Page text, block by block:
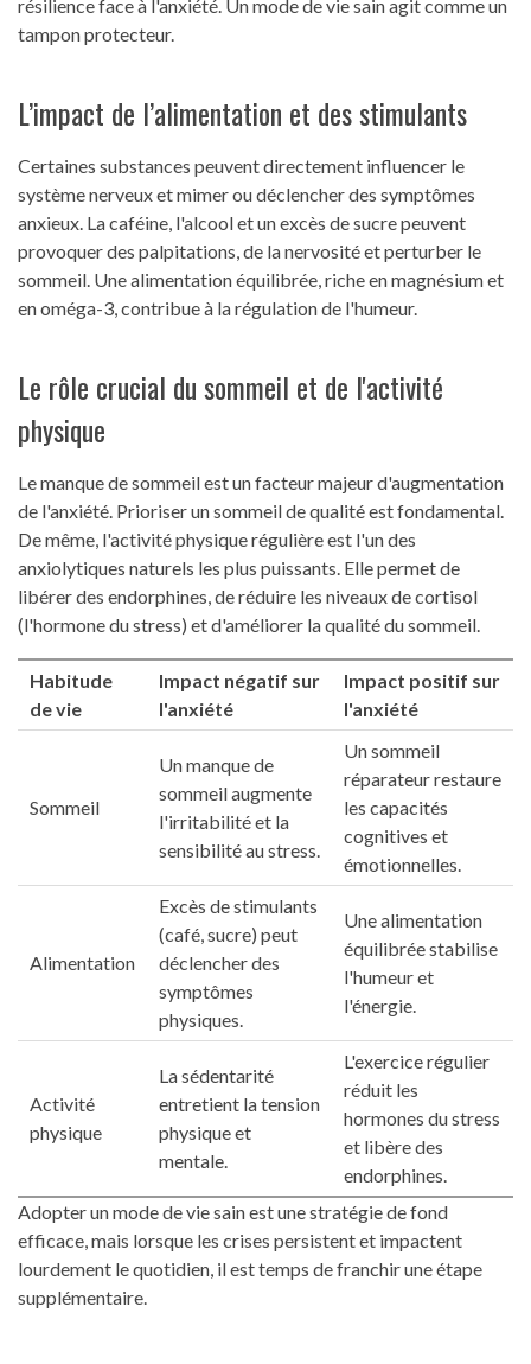
résilience face à l'anxiété. Un mode de vie sain agit comme un
tampon protecteur.
L’impact de l’alimentation et des stimulants
Certaines substances peuvent directement influencer le
système nerveux et mimer ou déclencher des symptômes
anxieux. La caféine, l'alcool et un excès de sucre peuvent
provoquer des palpitations, de la nervosité et perturber le
sommeil. Une alimentation équilibrée, riche en magnésium et
en oméga-3, contribue à la régulation de l'humeur.
Le rôle crucial du sommeil et de l'activité
physique
Le manque de sommeil est un facteur majeur d'augmentation
de l'anxiété. Prioriser un sommeil de qualité est fondamental.
De même, l'activité physique régulière est l'un des
anxiolytiques naturels les plus puissants. Elle permet de
libérer des endorphines, de réduire les niveaux de cortisol
(l'hormone du stress) et d'améliorer la qualité du sommeil.
Habitude
de vie
Impact négatif sur
l'anxiété
Impact positif sur
l'anxiété
Sommeil
Un manque de
sommeil augmente
l'irritabilité et la
sensibilité au stress.
Un sommeil
réparateur restaure
les capacités
cognitives et
émotionnelles.
Alimentation
Excès de stimulants
(café, sucre) peut
déclencher des
symptômes
physiques.
Une alimentation
équilibrée stabilise
l'humeur et
l'énergie.
Activité
physique
La sédentarité
entretient la tension
physique et
mentale.
L'exercice régulier
réduit les
hormones du stress
et libère des
endorphines.
Adopter un mode de vie sain est une stratégie de fond
efficace, mais lorsque les crises persistent et impactent
lourdement le quotidien, il est temps de franchir une étape
supplémentaire.